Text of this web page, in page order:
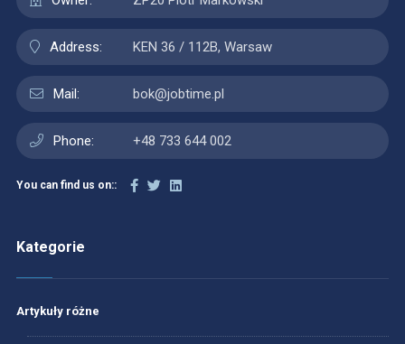
Address: KEN 36 / 112B, Warsaw
Mail: bok@jobtime.pl
Phone: +48 733 644 002
You can find us on::
Kategorie
Artykuły różne